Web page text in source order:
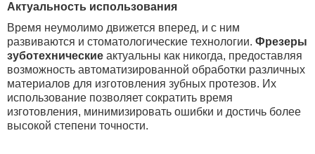
Актуальность использования
Время неумолимо движется вперед, и с ним
развиваются и стоматологические технологии. Фрезеры
зуботехнические актуальны как никогда, предоставляя
возможность автоматизированной обработки различных
материалов для изготовления зубных протезов. Их
использование позволяет сократить время
изготовления, минимизировать ошибки и достичь более
высокой степени точности.